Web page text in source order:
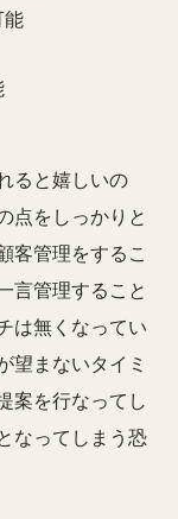
能
ると嬉しいの
点をしっかりと
客管理をするこ
言管理すること
は無くなってい
望まないタイミ
案を行なってし
なってしまう恐